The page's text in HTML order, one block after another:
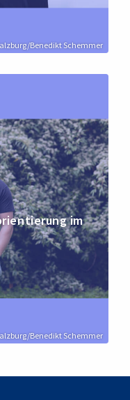
Benedikt Schemmer
Benedikt Schemmer
im